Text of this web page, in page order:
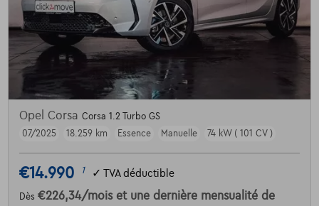
Opel Corsa Corsa 1.2 Turbo GS
07/2025
18.259 km Essence Manuelle 74 kW ( 101 CV )
€14.990 1 ✓ TVA déductible
Dès €226,34/mois et une dernière mensualité de